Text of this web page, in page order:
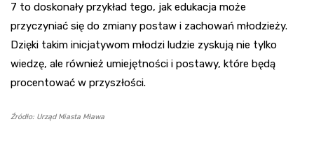
7 to doskonały przykład tego, jak edukacja może
przyczyniać się do zmiany postaw i zachowań młodzieży.
Dzięki takim inicjatywom młodzi ludzie zyskują nie tylko
wiedzę, ale również umiejętności i postawy, które będą
procentować w przyszłości.
Źródło: Urząd Miasta Mława